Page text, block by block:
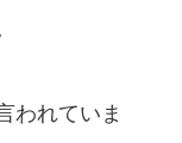
われていま